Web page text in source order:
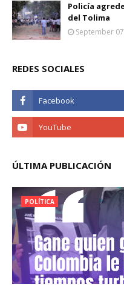
Policía
del Tolima
September
REDES SOCIALES
ÚLTIMA PUBLICACIÓN
POLÍTICA